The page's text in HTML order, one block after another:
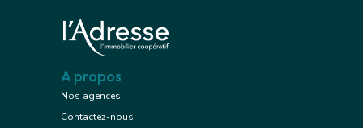
A propos
Nos agences
Contactez-nous